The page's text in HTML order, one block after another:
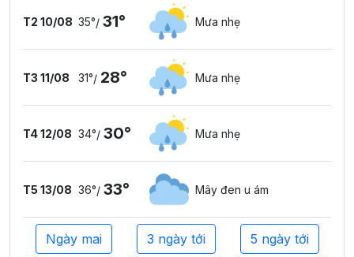
T2 10/08 35°/ 31° Mưa nhẹ
T3 11/08 31°/ 28° Mưa nhẹ
T4 12/08 34°/ 30° Mưa nhẹ
T5 13/08 36°/ 33° Mây đen u ám
Ngày mai 3 ngày tới 5 ngày tới